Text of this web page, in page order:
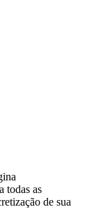
todas as
de sua